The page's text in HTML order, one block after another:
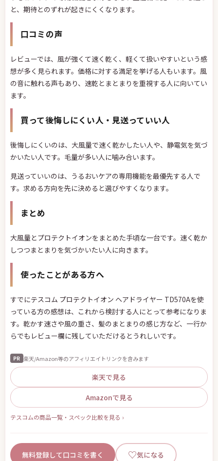
と、期待とのずれが起きにくくなります。
口コミの声
レビューでは、風が強くて速く乾く、軽くて扱いやすいという感
想が多く見られます。価格に対する満足を挙げる人もいます。風
の音に触れる声もあり、速乾とまとまりを重視する人に向いてい
ます。
買って後悔しにくい人・見送っていい人
後悔しにくいのは、大風量で速く乾かしたい人や、静電気を気づ
かいたい人です。毛量が多い人に噛み合います。
見送っていいのは、うるおいケアの専用機能を最優先する人で
す。求める方向を先に決めると選びやすくなります。
まとめ
大風量とプロテクトイオンをまとめた手頃な一台です。速く乾か
しつつまとまりを気づかいたい人に向きます。
使ったことがある方へ
すでにテスコム プロテクトイオン ヘアドライヤー TD570Aを使
っている方の感想は、これから検討する人にとって参考になりま
す。乾かす速さや風の重さ、髪のまとまりの感じ方など、一行か
らでもレビュー欄に残していただけるとうれしいです。
PR 楽天/Amazon等のアフィリエイトリンクを含みます
楽天で見る
Amazonで見る
テスコムの商品一覧・スペック比較を見る ›
無料登録して口コミを書く ♡気になる